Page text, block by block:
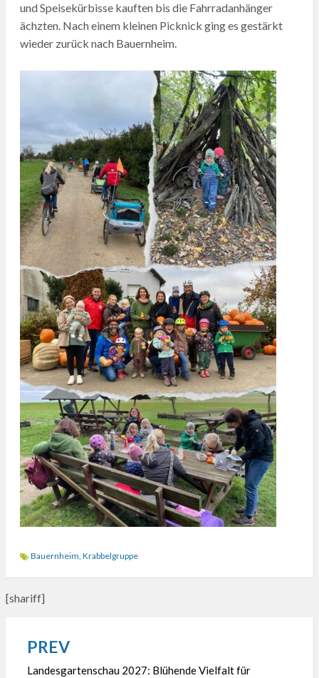
und Speisekürbisse kauften bis die Fahrradanhänger
ächzten. Nach einem kleinen Picknick ging es gestärkt
wieder zurück nach Bauernheim.
Bauernheim, Krabbelgruppe
[shariff]
Beitragsnavigation
PREV
Landesgartenschau 2027: Blühende Vielfalt für